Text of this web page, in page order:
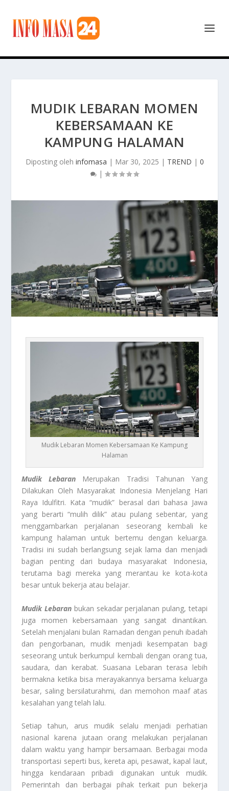
MUDIK LEBARAN MOMEN
KEBERSAMAAN KE
KAMPUNG HALAMAN
Diposting oleh infomasa | Mar 30, 2025 | TREND | 0
|
Mudik Lebaran Momen Kebersamaan Ke Kampung
Halaman
Mudik Lebaran Merupakan Tradisi Tahunan Yang
Dilakukan Oleh Masyarakat Indonesia Menjelang Hari
Raya Idulfitri. Kata “mudik” berasal dari bahasa Jawa
yang berarti “mulih dilik” atau pulang sebentar, yang
menggambarkan perjalanan seseorang kembali ke
kampung halaman untuk bertemu dengan keluarga.
Tradisi ini sudah berlangsung sejak lama dan menjadi
bagian penting dari budaya masyarakat Indonesia,
terutama bagi mereka yang merantau ke kota-kota
besar untuk bekerja atau belajar.
Mudik Lebaran bukan sekadar perjalanan pulang, tetapi
juga momen kebersamaan yang sangat dinantikan.
Setelah menjalani bulan Ramadan dengan penuh ibadah
dan pengorbanan, mudik menjadi kesempatan bagi
seseorang untuk berkumpul kembali dengan orang tua,
saudara, dan kerabat. Suasana Lebaran terasa lebih
bermakna ketika bisa merayakannya bersama keluarga
besar, saling bersilaturahmi, dan memohon maaf atas
kesalahan yang telah lalu.
Setiap tahun, arus mudik selalu menjadi perhatian
nasional karena jutaan orang melakukan perjalanan
dalam waktu yang hampir bersamaan. Berbagai moda
transportasi seperti bus, kereta api, pesawat, kapal laut,
hingga kendaraan pribadi digunakan untuk mudik.
Pemerintah dan berbagai pihak terkait pun bekerja